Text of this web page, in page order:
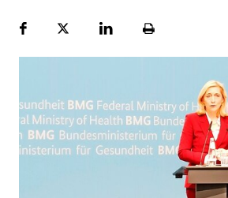
FacebookPlattformLinekdInSeite